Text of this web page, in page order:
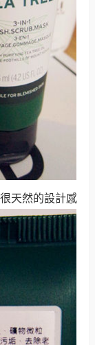
天然的設計感